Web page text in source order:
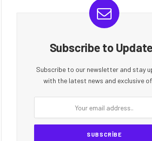
Subscribe to
Subscribe to our newsletter and stay
with the latest news and exclusive